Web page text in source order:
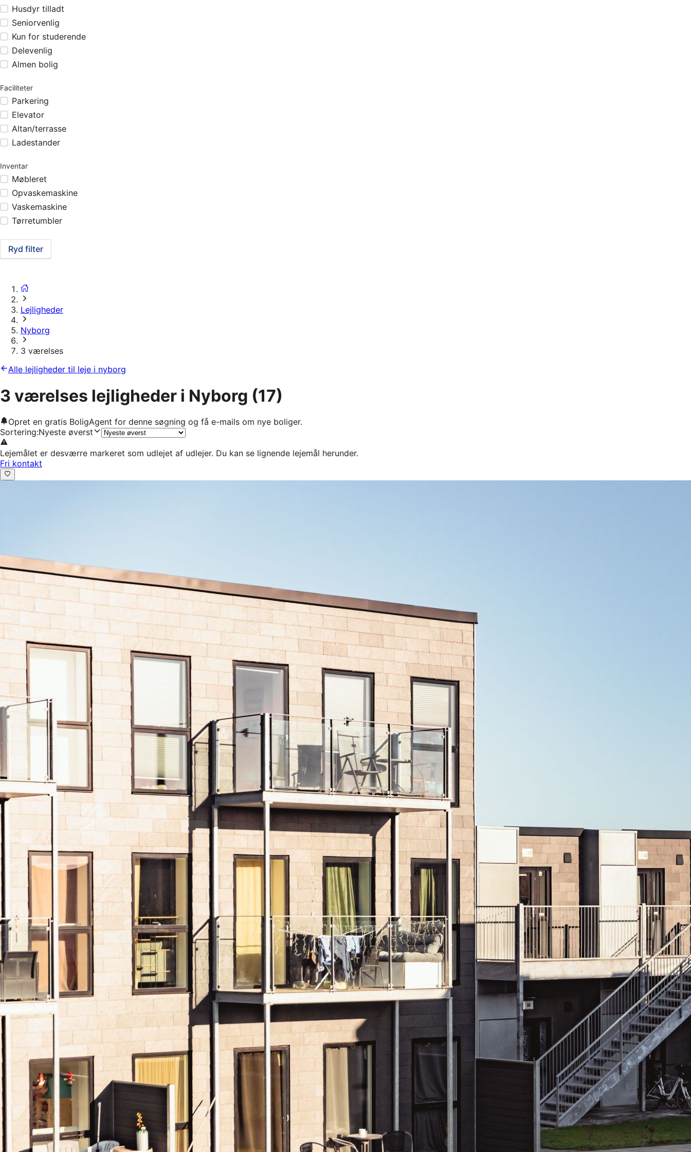
Husdyr tilladt
Seniorvenlig
Kun for studerende
Delevenlig
Almen bolig
Faciliteter
Parkering
Elevator
Altan/terrasse
Ladestander
Inventar
Møbleret
Opvaskemaskine
Vaskemaskine
Tørretumbler
Ryd filter
Lejligheder
Nyborg
3 værelses
Alle lejligheder til leje i nyborg
3 værelses lejligheder i Nyborg (17)
Opret en gratis BoligAgent for denne søgning og få e-mails om nye boliger.
Sortering:Nyeste øverst
Lejemålet er desværre markeret som udlejet af udlejer. Du kan se lignende lejemål herunder.
Fri kontakt